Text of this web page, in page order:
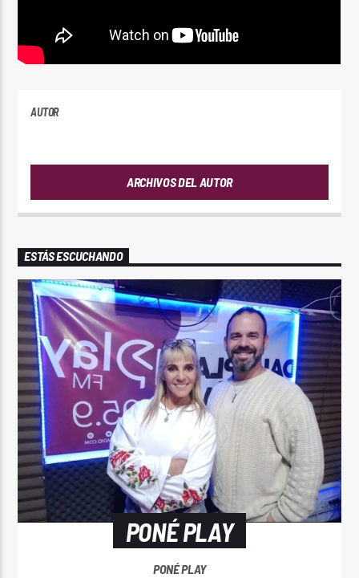
AUTOR
ARCHIVOS DEL AUTOR
ESTÁS ESCUCHANDO
PONÉ PLAY
PONÉ PLAY